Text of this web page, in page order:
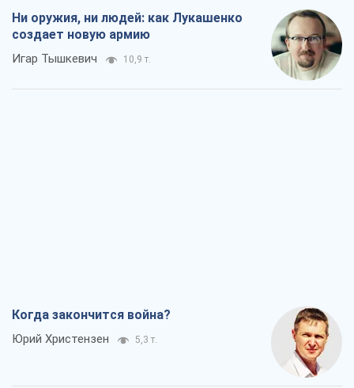
Ни оружия, ни людей: как Лукашенко
создает новую армию
Игар Тышкевич 10,9 т.
Когда закончится война?
Юрий Христензен 5,3 т.